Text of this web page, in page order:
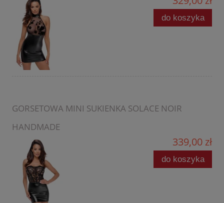
do koszyka
GORSETOWA MINI SUKIENKA SOLACE NOIR
HANDMADE
339,00 zł
do koszyka